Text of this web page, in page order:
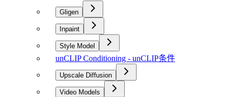
Gligen
Inpaint
Style Model
unCLIP Conditioning - unCLIP条件
Upscale Diffusion
Video Models